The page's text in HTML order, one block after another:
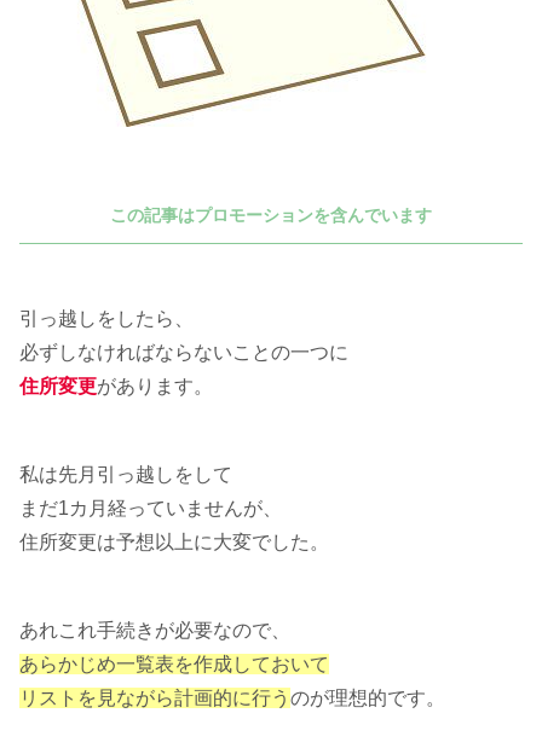
この記事はプロモーションを含んでいます
引っ越しをしたら、
必ずしなければならないことの一つに
住所変更があります。
私は先月引っ越しをして
まだ1カ月経っていませんが、
住所変更は予想以上に大変でした。
あれこれ手続きが必要なので、
あらかじめ一覧表を作成しておいて
リストを見ながら計画的に行う のが理想的です。